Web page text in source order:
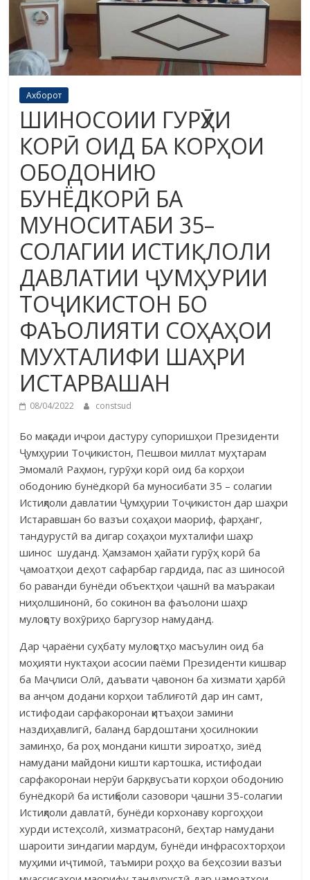
Ахборот
ШИНОСОИИ ГУРӮҲИ
КОРӢ ОИД БА КОРҲОИ
ОБОДОНИЮ
БУНЁДКОРӢ БА
МУНОСИТАБИ 35–
СОЛАГИИ ИСТИҚЛОЛИ
ДАВЛАТИИ ҶУМҲУРИИ
ТОҶИКИСТОН БО
ФАЪОЛИЯТИ СОҲАҲОИ
МУХТАЛИФИ ШАҲРИ
ИСТАРВАШАН
08/04/2022 constsud
Бо мақсади иҷрои дастуру супоришҳои Президенти
Ҷумҳурии Тоҷикистон, Пешвои миллат муҳтарам
Эмомалӣ Раҳмон, гурӯҳи корӣ оид ба корҳои
ободонию бунёдкорӣ ба муносибати 35 – солагии
Истиқлоли давлатии Ҷумҳурии Тоҷикистон дар шаҳри
Истаравшан бо вазъи соҳаҳои маориф, фарҳанг,
тандурустӣ ва дигар соҳаҳои мухталифи шаҳр
шинос шуданд. Ҳамзамон ҳайати гурӯҳ корӣ ба
ҷамоатҳои деҳот сафарбар гардида, пас аз шиносоӣ
бо раванди бунёди объектҳои ҷашнӣ ва маъракаи
ниҳолшинонӣ, бо сокинон ва фаъолони шаҳр
мулоқоту вохӯриҳо баргузор намуданд.
Дар ҷараёни суҳбату мулоқотҳо масъулин оид ба
моҳияти нуктаҳои асосии паёми Президенти кишвар
ба Маҷлиси Олӣ, даъвати ҷавонон ба хизмати ҳарбӣ
ва анҷом додани корҳои таблиғотӣ дар ин самт,
истифодаи сарфакоронаи қитъаҳои замини
наздиҳавлигӣ, баланд бардоштани ҳосилнокии
заминҳо, ба роҳ мондани кишти зироатҳо, зиёд
намудани майдони кишти картошка, истифодаи
сарфакоронаи нерӯи барқ, вусъати корҳои ободонию
бунёдкорӣ ба истиқболи сазовори ҷашни 35-солагии
Истиқлоли давлатӣ, бунёди корхонаву коргоҳҳои
хурди истеҳсолӣ, хизматрасонӣ, беҳтар намудани
шароити зиндагии мардум, бунёди инфрасохторҳои
муҳими иҷтимоӣ, таъмири роҳҳо ва беҳсозии вазъи